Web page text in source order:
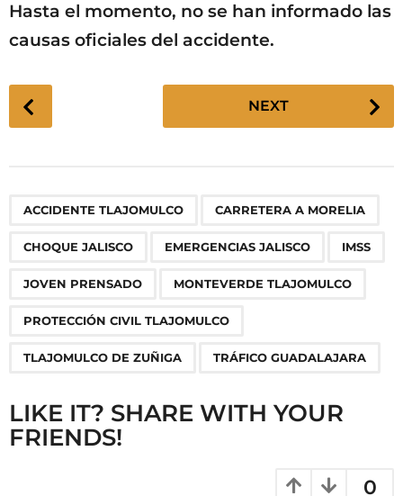
Hasta el momento, no se han informado las
causas oficiales del accidente.
P
o
g
n
n
NEXT
ACCIDENTE TLAJOMULCO CARRETERA A MORELIA
CHOQUE JALISCO EMERGENCIAS JALISCO IMSS
JOVEN PRENSADO MONTEVERDE TLAJOMULCO
PROTECCIÓN CIVIL TLAJOMULCO
TLAJOMULCO DE ZUÑIGA TRÁFICO GUADALAJARA
LIKE IT? SHARE WITH YOUR
FRIENDS!
0